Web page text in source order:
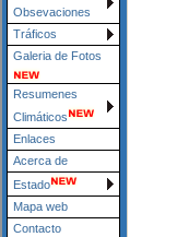
Obsevaciones
Tráficos
Galeria de Fotos
Resumenes
Climáticos
Enlaces
Acerca de
Estado
Mapa web
Contacto